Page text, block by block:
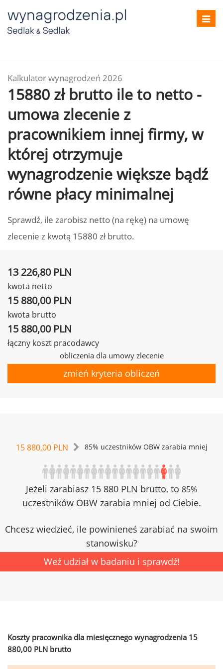
Kalkulator wynagrodzeń 2026
15880 zł brutto ile to netto -
umowa zlecenie z
pracownikiem innej firmy, w
której otrzymuje
wynagrodzenie większe bądź
równe płacy minimalnej
Sprawdź, ile zarobisz netto (na rękę) na umowę
zlecenie z kwotą 15880 zł brutto.
13 226,80 PLN
kwota netto
15 880,00 PLN
kwota brutto
15 880,00 PLN
łączny koszt pracodawcy
obliczenia dla umowy zlecenie
zmień kryteria obliczeń
15 880,00 PLN 85% uczestników OBW zarabia mniej
Jeżeli zarabiasz 15 880 PLN brutto, to 85%
uczestników OBW zarabia mniej od Ciebie.
Chcesz wiedzieć, ile powinieneś zarabiać na swoim
stanowisku?
Weź udział w badaniu i sprawdź!
Koszty pracownika dla miesięcznego wynagrodzenia 15
880,00 PLN brutto